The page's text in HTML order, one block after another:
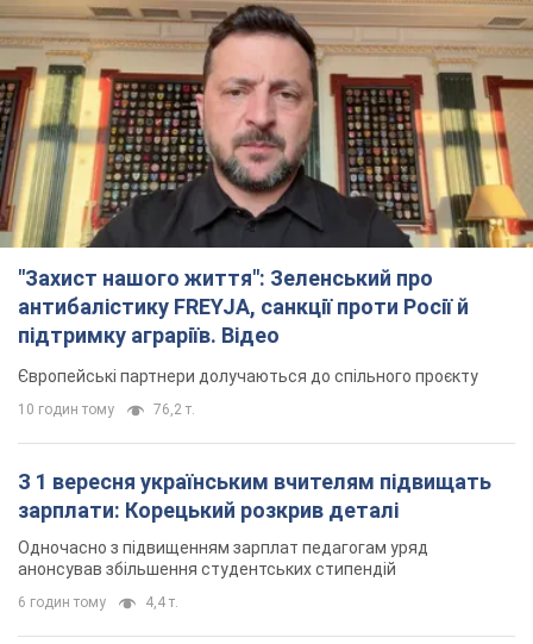
"Захист нашого життя": Зеленський про
антибалістику FREYJA, санкції проти Росії й
підтримку аграріїв. Відео
Європейські партнери долучаються до спільного проєкту
10 годин тому 76,2 т.
З 1 вересня українським вчителям підвищать
зарплати: Корецький розкрив деталі
Одночасно з підвищенням зарплат педагогам уряд
анонсував збільшення студентських стипендій
6 годин тому 4,4 т.